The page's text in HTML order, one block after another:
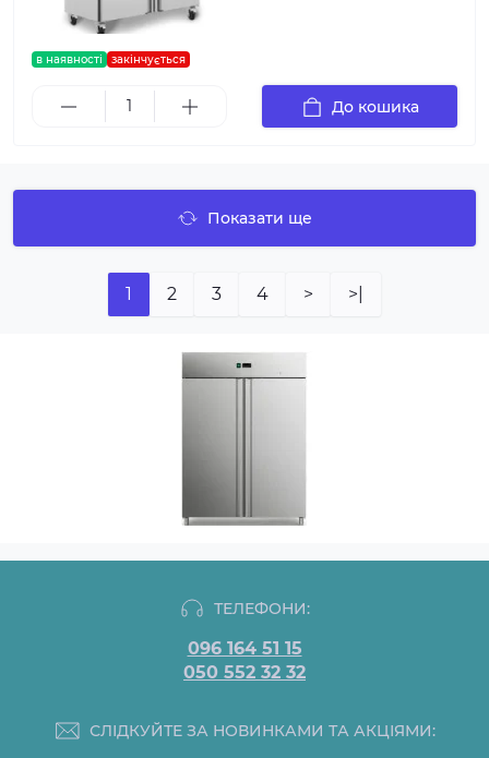
в наявності закінчується
До кошика
Показати ще
1 2 3 4 > >|
ТЕЛЕФОНИ:
096 164 51 15
050 552 32 32
СЛІДКУЙТЕ ЗА НОВИНКАМИ ТА АКЦІЯМИ: